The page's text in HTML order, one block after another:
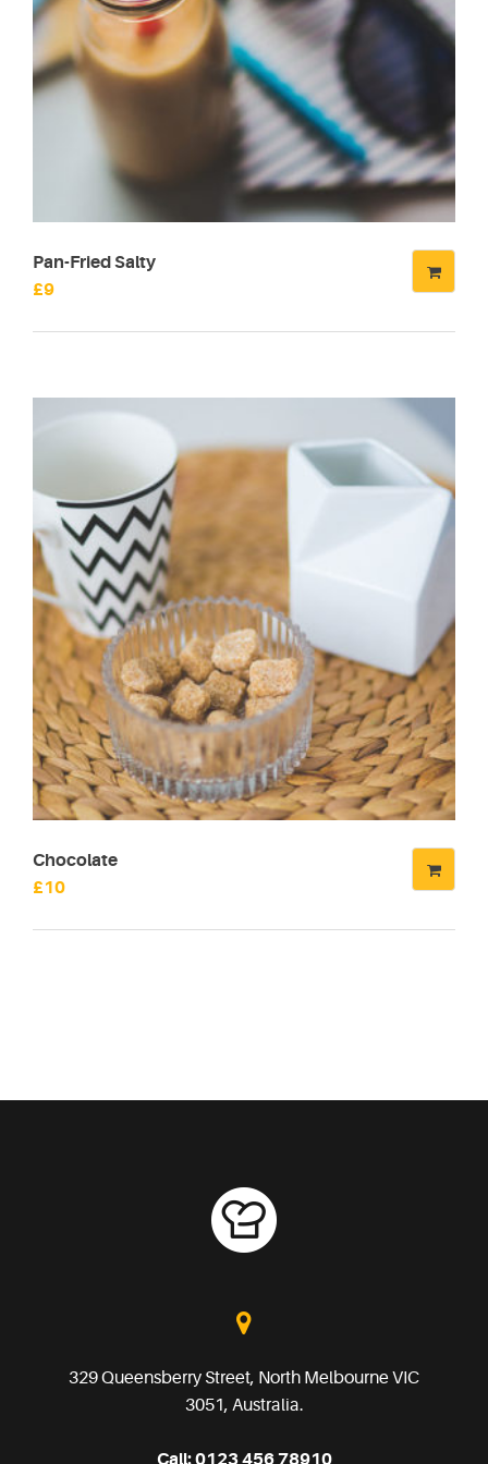
Pan-Fried Salty
£9
Chocolate
£10
329 Queensberry Street, North Melbourne VIC
3051, Australia.
Call:0123 456 78910